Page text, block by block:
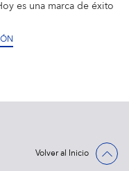
es una marca de éxito
Volver al Inicio